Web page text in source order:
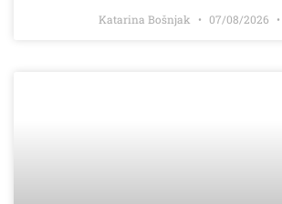
Katarina Bošnjak 07/08/2026